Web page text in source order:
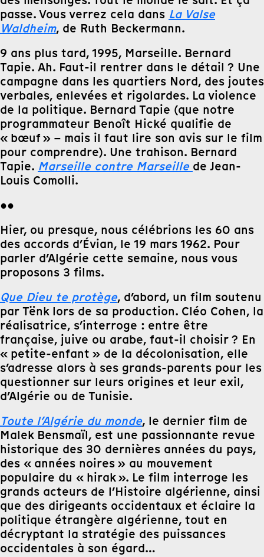
passe. Vous verrez cela dans La Valse
Waldheim, de Ruth Beckermann.
9 ans plus tard, 1995, Marseille. Bernard
Tapie. Ah. Faut-il rentrer dans le détail ? Une
campagne dans les quartiers Nord, des joutes
verbales, enlevées et rigolardes. La violence
de la politique. Bernard Tapie (que notre
programmateur Benoît Hické qualifie de
« bœuf » – mais il faut lire son avis sur le film
pour comprendre). Une trahison. Bernard
Tapie. Marseille contre Marseille de Jean-
Louis Comolli.
●●
Hier, ou presque, nous célébrions les 60 ans
des accords d’Évian, le 19 mars 1962. Pour
parler d’Algérie cette semaine, nous vous
proposons 3 films.
Que Dieu te protège, d’abord, un film soutenu
par Tënk lors de sa production. Cléo Cohen, la
réalisatrice, s’interroge : entre être
française, juive ou arabe, faut-il choisir ? En
« petite-enfant » de la décolonisation, elle
s’adresse alors à ses grands-parents pour les
questionner sur leurs origines et leur exil,
d’Algérie ou de Tunisie.
Toute l’Algérie du monde, le dernier film de
Malek Bensmaïl, est une passionnante revue
historique des 30 dernières années du pays,
des « années noires » au mouvement
populaire du « hirak ». Le film interroge les
grands acteurs de l’Histoire algérienne, ainsi
que des dirigeants occidentaux et éclaire la
politique étrangère algérienne, tout en
décryptant la stratégie des puissances
occidentales à son égard…